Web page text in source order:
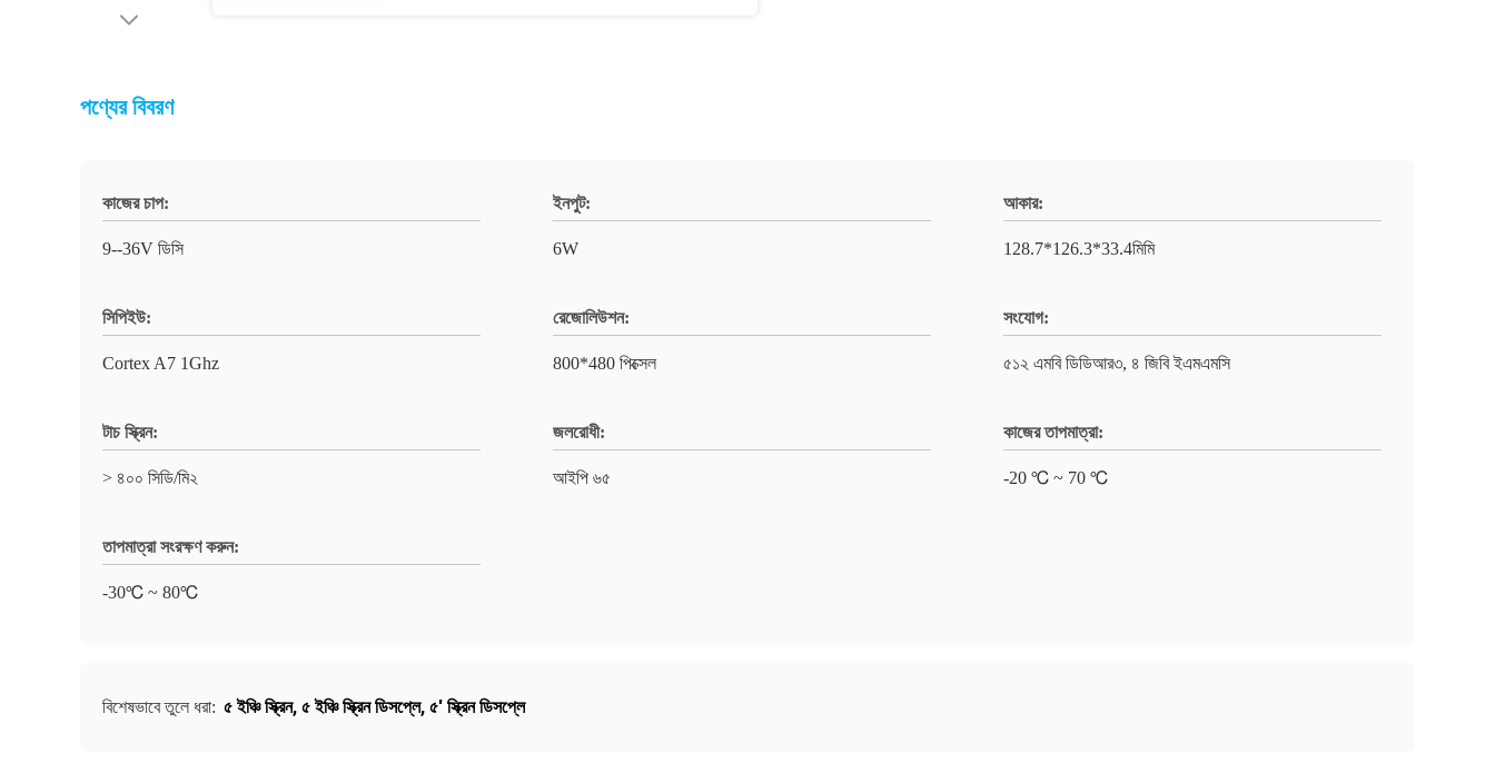
পণ্যের বিবরণ
কাজের চাপ:
9--36V ডিসি
ইনপুট:
6W
আকার:
128.7*126.3*33.4মিমি
সিপিইউ:
Cortex A7 1Ghz
রেজোলিউশন:
800*480 পিক্সেল
সংযোগ:
৫১২ এমবি ডিডিআর৩, ৪ জিবি ইএমএমসি
টাচ স্ক্রিন:
> ৪০০ সিডি/মি২
জলরোধী:
আইপি ৬৫
কাজের তাপমাত্রা:
-20 ℃ ~ 70 ℃
তাপমাত্রা সংরক্ষণ করুন:
-30℃ ~ 80℃
বিশেষভাবে তুলে ধরা: ৫ ইঞ্চি স্ক্রিন, ৫ ইঞ্চি স্ক্রিন ডিসপ্লে, ৫' স্ক্রিন ডিসপ্লে